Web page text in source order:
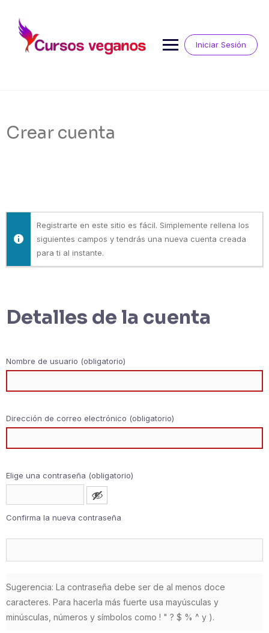
contenido
Iniciar Sesión
Crear cuenta
Registrarte en este sitio es fácil. Simplemente rellena los
siguientes campos y tendrás una nueva cuenta creada
para ti al instante.
Detalles de la cuenta
Nombre de usuario (obligatorio)
Dirección de correo electrónico (obligatorio)
Elige una contraseña (obligatorio)
Confirma la nueva contraseña
Sugerencia: La contraseña debe ser de al menos doce
caracteres. Para hacerla más fuerte usa mayúsculas y
minúsculas, números y símbolos como ! " ? $ % ^ y ).